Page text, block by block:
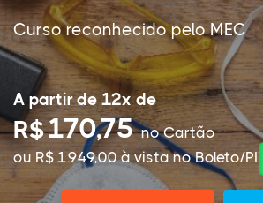
Curso reconhecido pelo MEC
A partir de 12x de
R$170,75no Cartão
ou R$ 1.949,00 à vista no Boleto/PIX